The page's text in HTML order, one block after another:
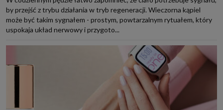
by przejść z trybu działania w tryb regeneracji. Wieczorna kąpiel
może być takim sygnałem - prostym, powtarzalnym rytuałem, który
uspokaja układ nerwowy i przygoto...